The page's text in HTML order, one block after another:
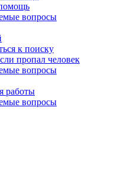
вопросы
к поиску
пропал человек
вопросы
работы
вопросы